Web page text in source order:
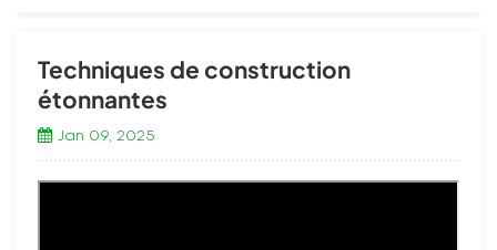
Techniques de construction
étonnantes
Jan 09, 2025